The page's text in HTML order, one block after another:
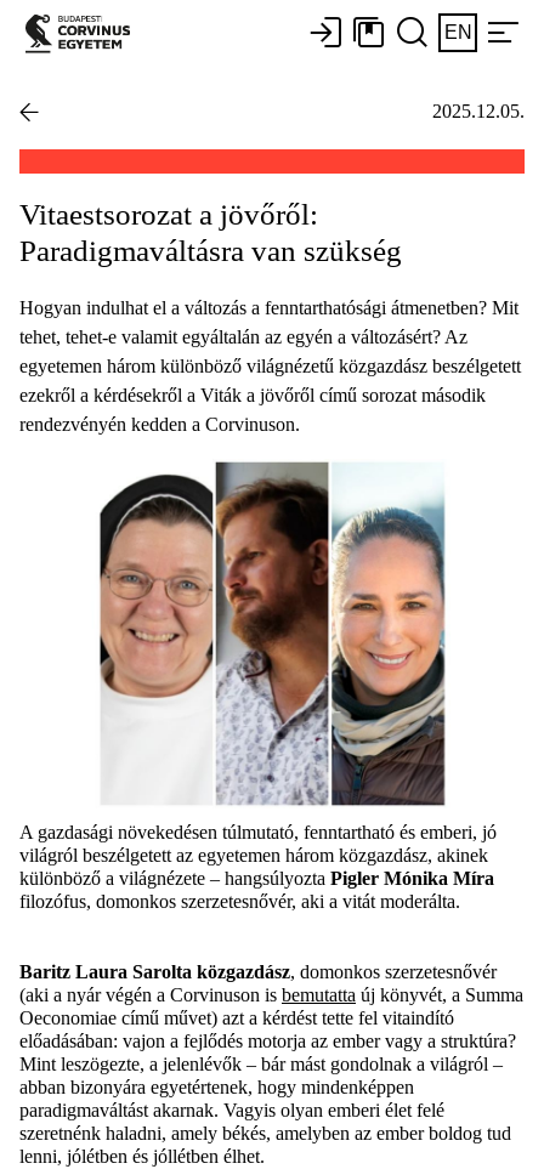
EN
2025.12.05.
Vitaestsorozat a jövőről:
Paradigmaváltásra van szükség
Hogyan indulhat el a változás a fenntarthatósági átmenetben? Mit
tehet, tehet-e valamit egyáltalán az egyén a változásért? Az
egyetemen három különböző világnézetű közgazdász beszélgetett
ezekről a kérdésekről a Viták a jövőről című sorozat második
rendezvényén kedden a Corvinuson.
A gazdasági növekedésen túlmutató, fenntartható és emberi, jó
világról beszélgetett az egyetemen három közgazdász, akinek
különböző a világnézete – hangsúlyozta Pigler Mónika Míra
filozófus, domonkos szerzetesnővér, aki a vitát moderálta.
Baritz Laura Sarolta közgazdász, domonkos szerzetesnővér
(aki a nyár végén a Corvinuson is bemutatta új könyvét, a Summa
Oeconomiae című művet) azt a kérdést tette fel vitaindító
előadásában: vajon a fejlődés motorja az ember vagy a struktúra?
Mint leszögezte, a jelenlévők – bár mást gondolnak a világról –
abban bizonyára egyetértenek, hogy mindenképpen
paradigmaváltást akarnak. Vagyis olyan emberi élet felé
szeretnénk haladni, amely békés, amelyben az ember boldog tud
lenni, jólétben és jóllétben élhet.